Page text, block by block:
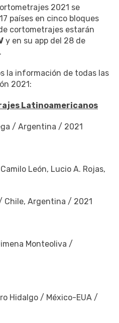
2021 se
países en cinco bloques
cortometrajes estarán
y en su app del 28 de
la información de todas las
2021:
Latinoamericanos
/ Argentina / 2021
León, Lucio A. Rojas,
Argentina / 2021
Monteoliva /
Hidalgo / México-EUA /